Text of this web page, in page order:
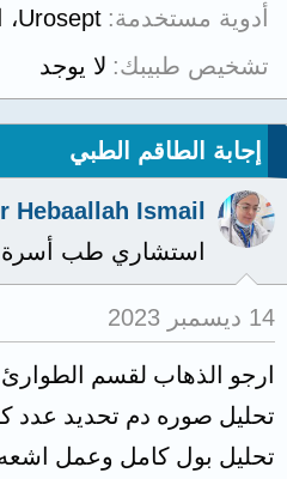
أدوية مستخدمة Urosept، اكاربون
تشخيص طبيبك لا يوجد
إجابة الطاقم الطبي
Hebaallah Ismail
استشاري طب أسرة
14 ديسمبر 2023
ارجو الذهاب لقسم
تحليل صوره دم تحديد عدد
تحليل بول كامل وعمل